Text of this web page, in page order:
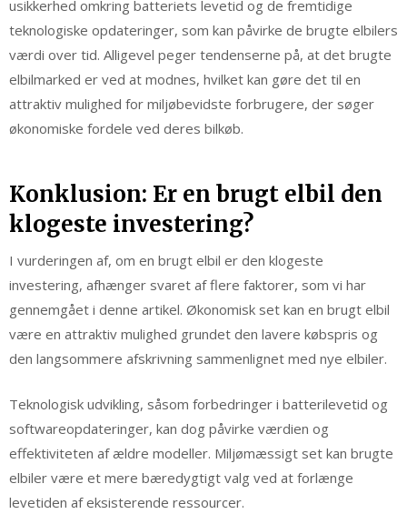
usikkerhed omkring batteriets levetid og de fremtidige
teknologiske opdateringer, som kan påvirke de brugte elbilers
værdi over tid. Alligevel peger tendenserne på, at det brugte
elbilmarked er ved at modnes, hvilket kan gøre det til en
attraktiv mulighed for miljøbevidste forbrugere, der søger
økonomiske fordele ved deres bilkøb.
Konklusion: Er en brugt elbil den
klogeste investering?
I vurderingen af, om en brugt elbil er den klogeste
investering, afhænger svaret af flere faktorer, som vi har
gennemgået i denne artikel. Økonomisk set kan en brugt elbil
være en attraktiv mulighed grundet den lavere købspris og
den langsommere afskrivning sammenlignet med nye elbiler.
Teknologisk udvikling, såsom forbedringer i batterilevetid og
softwareopdateringer, kan dog påvirke værdien og
effektiviteten af ældre modeller. Miljømæssigt set kan brugte
elbiler være et mere bæredygtigt valg ved at forlænge
levetiden af eksisterende ressourcer.